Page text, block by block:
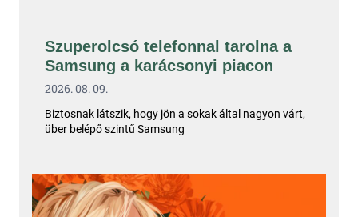
Szuperolcsó telefonnal tarolna a
Samsung a karácsonyi piacon
2026. 08. 09.
Biztosnak látszik, hogy jön a sokak által nagyon várt,
über belépő szintű Samsung